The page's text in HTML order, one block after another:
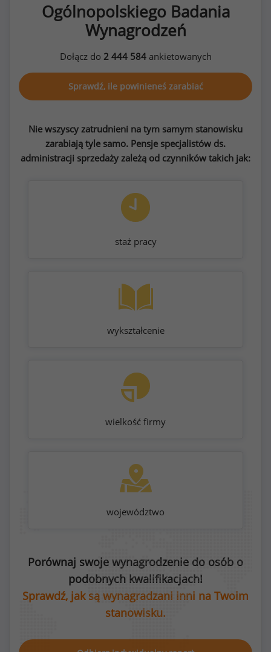
Ogólnopolskiego Badania
Wynagrodzeń
Dołącz do 2 444 584ankietowanych
Sprawdź, ile powinieneś zarabiać
Nie wszyscy zatrudnieni na tym samym stanowisku
zarabiają tyle samo. Pensje specjalistów ds.
administracji sprzedaży zależą od czynników takich jak:
staż pracy
wykształcenie
wielkość firmy
województwo
Porównaj swoje wynagrodzenie do osób o
podobnych kwalifikacjach!
Sprawdź, jak są wynagradzani inni na Twoim
stanowisku.